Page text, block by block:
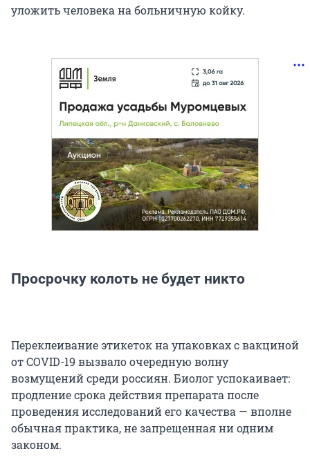
уложить человека на больничную койку.
Просрочку колоть не будет никто
Переклеивание этикеток на упаковках с вакциной
от COVID-19 вызвало очередную волну
возмущений среди россиян. Биолог успокаивает:
продление срока действия препарата после
проведения исследований его качества — вполне
обычная практика, не запрещенная ни одним
законом.